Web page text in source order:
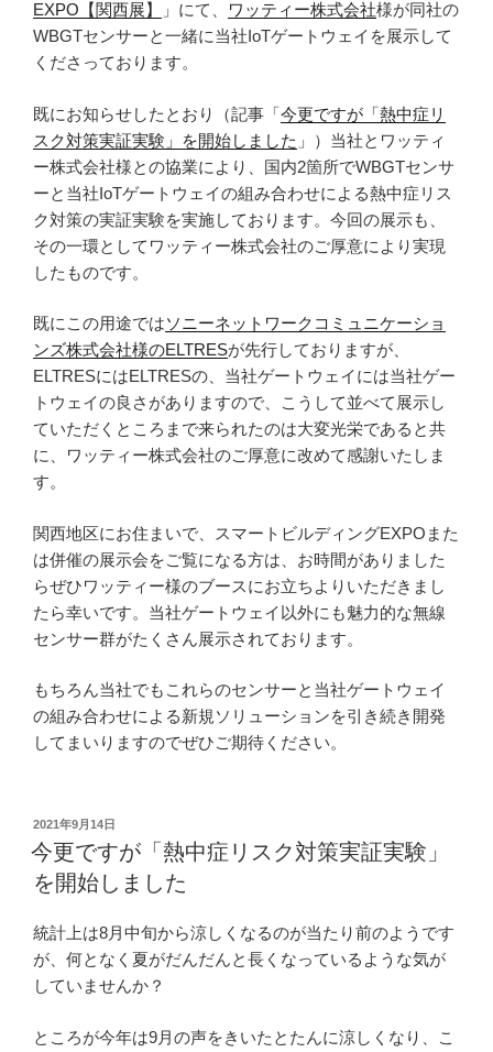
が
資
調
達
功
し、
大
な
一
歩
を
踏
み
出
ま
し
た”
の
EXPO【関西展】 」にて、 ワッティー株式会社様が同社の
WBGTセンサーと一緒に当社IoTゲートウェイを展示して
くださっております。
既にお知らせしたとおり（記事「今更ですが「熱中症リ
スク対策実証実験」を開始しました 」）当社とワッティ
ー株式会社様との協業により、国内2箇所でWBGTセンサ
ーと当社IoTゲートウェイの組み合わせによる熱中症リス
ク対策の実証実験を実施しております。今回の展示も、
その一環としてワッティー株式会社のご厚意により実現
したものです。
既にこの用途ではソニーネットワークコミュニケーショ
ンズ株式会社様のELTRESが先行しておりますが、
ELTRESにはELTRESの、当社ゲートウェイには当社ゲー
トウェイの良さがありますので、こうして並べて展示し
ていただくところまで来られたのは大変光栄であると共
に、ワッティー株式会社のご厚意に改めて感謝いたしま
す。
関西地区にお住まいで、スマートビルディングEXPOまた
は併催の展示会をご覧になる方は、お時間がありました
らぜひワッティー様のブースにお立ちよりいただきまし
たら幸いです。当社ゲートウェイ以外にも魅力的な無線
センサー群がたくさん展示されております。
もちろん当社でもこれらのセンサーと当社ゲートウェイ
の組み合わせによる新規ソリューションを引き続き開発
してまいりますのでぜひご期待ください。
投
稿
日:
2021年9月14日
今更ですが「熱中症リスク対策実証実験」
を開始しました
統計上は8月中旬から涼しくなるのが当たり前のようです
が、何となく夏がだんだんと長くなっているような気が
していませんか？
ところが今年は9月の声をきいたとたんに涼しくなり、こ